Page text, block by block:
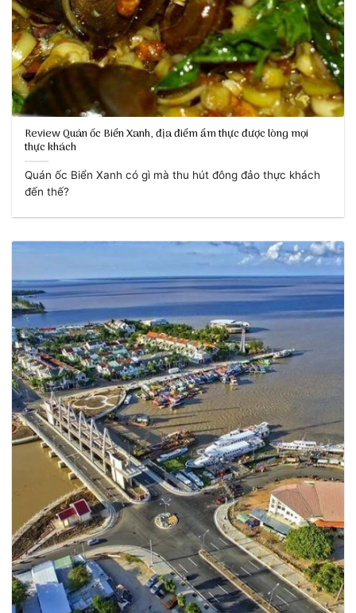
Review Quán ốc Biển Xanh, địa điểm ẩm thực được lòng mọi
thực khách
Quán ốc Biển Xanh có gì mà thu hút đông đảo thực khách
đến thế?